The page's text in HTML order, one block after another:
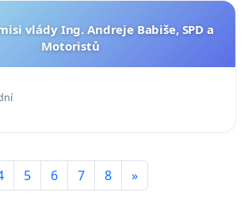
vlády Ing. Andreje Babiše, SPD a
Motoristů
5 6 7 8 »